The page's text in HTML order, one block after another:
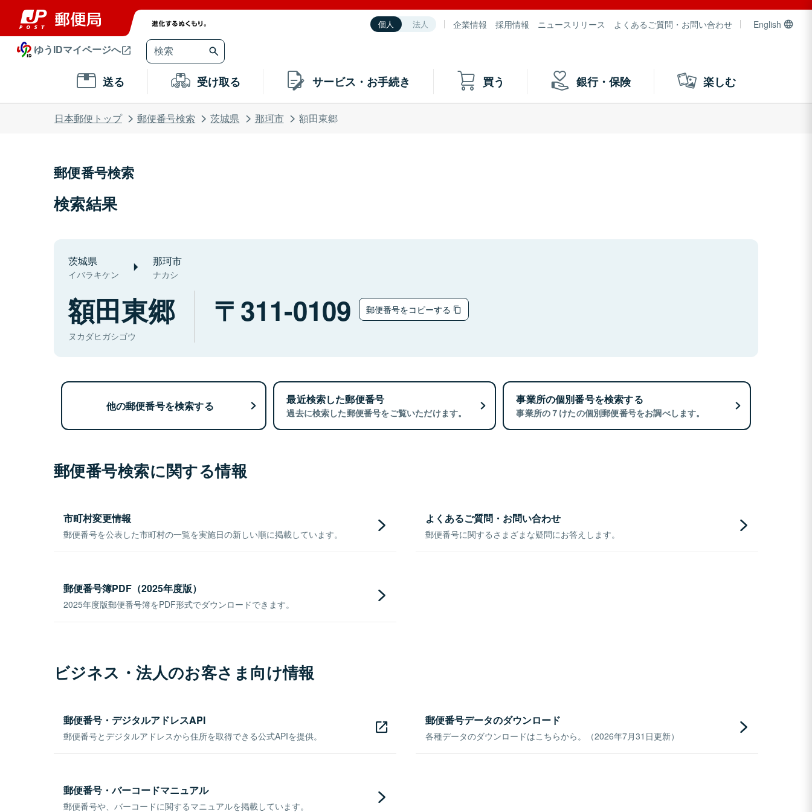
個人 法人 企業情報 採用情報 ニュースリリース よくあるご質問・お問い合わせ English
ゆうIDマイページへ
送る 受け取る サービス・お手続き 買う 銀行・保険 楽しむ
日本郵便トップ 郵便番号検索 茨城県 那珂市 額田東郷
郵便番号検索
検索結果
茨城県
イバラキケン
那珂市
ナカシ
額田東郷
ヌカダヒガシゴウ
311-0109 郵便番号をコピーする
他の郵便番号を検索する 最近検索した郵便番号
過去に検索した郵便番号をご覧いただけます。
事業所の個別番号を検索する
事業所の７けたの個別郵便番号をお調べします。
郵便番号検索に関する情報
市町村変更情報
郵便番号を公表した市町村の一覧を実施日の新しい順に掲載しています。
よくあるご質問・お問い合わせ
郵便番号に関するさまざまな疑問にお答えします。
郵便番号簿PDF（2025年度版）
2025年度版郵便番号簿をPDF形式でダウンロードできます。
ビジネス・法人のお客さま向け情報
郵便番号・デジタルアドレスAPI
郵便番号とデジタルアドレスから住所を取得できる公式APIを提供。
郵便番号データのダウンロード
各種データのダウンロードはこちらから。（2026年7月31日更新）
郵便番号・バーコードマニュアル
郵便番号や、バーコードに関するマニュアルを掲載しています。